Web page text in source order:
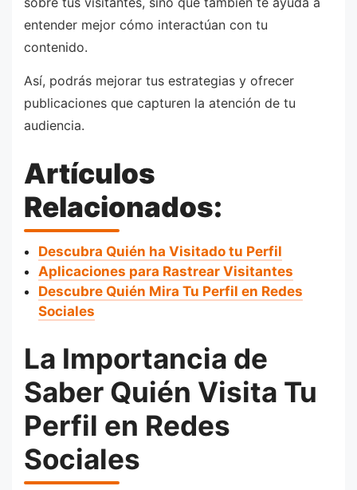
entender mejor cómo interactúan con tu
contenido.
Así, podrás mejorar tus estrategias y ofrecer
publicaciones que capturen la atención de tu
audiencia.
Artículos
Relacionados:
Descubra Quién ha Visitado tu Perfil
Aplicaciones para Rastrear Visitantes
Descubre Quién Mira Tu Perfil en Redes
Sociales
La Importancia de
Saber Quién Visita Tu
Perfil en Redes
Sociales